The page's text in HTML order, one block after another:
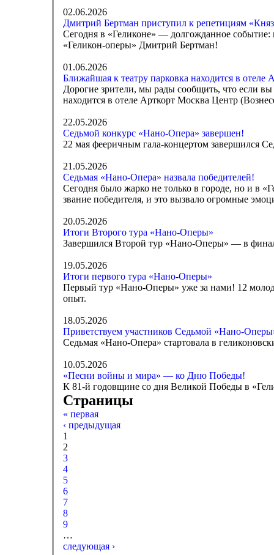
02.06.2026
Дмитрий Бертман приступил к репетициям
Сегодня в «Геликоне» — долгожданное событие:
«Геликон-оперы» Дмитрий Бертман!
01.06.2026
Ближайшая к театру парковка находится в отеле
Дорогие зрители, мы рады сообщить, что если
находится в отеле Арткорт Москва Центр
22.05.2026
Седьмой конкурс «Нано-Опера» завершен!
22 мая фееричным гала-концертом завершился
21.05.2026
Седьмая «Нано-Опера» назвала победителей!
Сегодня было жарко не только в городе, но и в
звание победителя, и это вызвало огромные
20.05.2026
Итоги Второго тура «Нано-Оперы»
Завершился Второй тур «Нано-Оперы» — в
19.05.2026
Итоги первого тура «Нано-Оперы»
Первый тур «Нано-Оперы» уже за нами! 12
опыт.
18.05.2026
Приветствуем участников Седьмой «Нано-
Седьмая «Нано-Опера» стартовала в
10.05.2026
«Песни войны и мира» — ко Дню Победы!
К 81-й годовщине со дня Великой Победы в
Страницы
« первая
‹ предыдущая
1
2
3
4
5
6
7
8
9
…
следующая ›